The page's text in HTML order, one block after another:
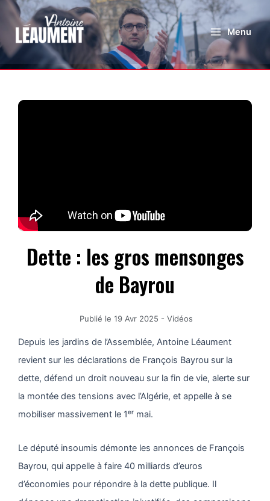
Menu
Dette : les gros mensonges
de Bayrou
Publié le 19 Avr 2025 - Vidéos
Depuis les jardins de l’Assemblée, Antoine Léaument
revient sur les déclarations de François Bayrou sur la
dette, défend un droit nouveau sur la fin de vie, alerte sur
la montée des tensions avec l’Algérie, et appelle à se
mobiliser massivement le 1ᵉʳ mai.
Le député insoumis démonte les annonces de François
Bayrou, qui appelle à faire 40 milliards d’euros
d’économies pour répondre à la dette publique. Il